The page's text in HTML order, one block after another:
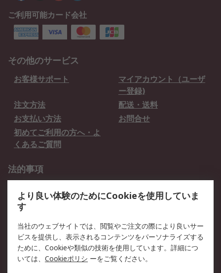
ご利用可能カード会社
その他のサービス
お客様サポート
マイアカウント（ユーザ
ー登録)
注文方法
配送・送料
お支払い方法
お問合せ
初めてご利用の方へ・よ
くあるご質問
法的事項
クッキーポリシー
RSについて
会社概要
採用情報
プレスリリース＆お知ら
コーポレートサイト
より良い体験のためにCookieを使用していま
す
当社のウェブサイトでは、閲覧やご注文の際により良いサー
ビスを提供し、表示されるコンテンツをパーソナライズする
ために、Cookieや類似の技術を使用しています。詳細につ
いては、 Cookieポリシ ーをご覧ください。